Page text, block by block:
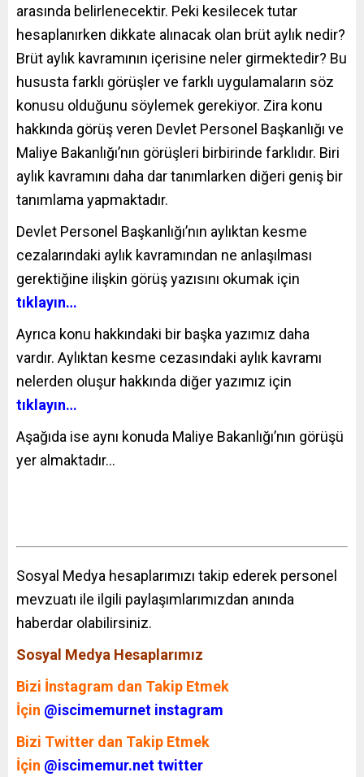
arasında belirlenecektir. Peki kesilecek tutar
hesaplanırken dikkate alınacak olan brüt aylık nedir?
Brüt aylık kavramının içerisine neler girmektedir? Bu
hususta farklı görüşler ve farklı uygulamaların söz
konusu olduğunu söylemek gerekiyor. Zira konu
hakkında görüş veren Devlet Personel Başkanlığı ve
Maliye Bakanlığı’nın görüşleri birbirinde farklıdır. Biri
aylık kavramını daha dar tanımlarken diğeri geniş bir
tanımlama yapmaktadır.
Devlet Personel Başkanlığı’nın aylıktan kesme
cezalarındaki aylık kavramından ne anlaşılması
gerektiğine ilişkin görüş yazısını okumak için
tıklayın…
Ayrıca konu hakkındaki bir başka yazımız daha
vardır. Aylıktan kesme cezasındaki aylık kavramı
nelerden oluşur hakkında diğer yazımız için
tıklayın…
Aşağıda ise aynı konuda Maliye Bakanlığı’nın görüşü
yer almaktadır…
Sosyal Medya hesaplarımızı takip ederek personel
mevzuatı ile ilgili paylaşımlarımızdan anında
haberdar olabilirsiniz.
Sosyal Medya Hesaplarımız
Bizi İnstagram dan Takip Etmek
İçin @iscimemurnet instagram
Bizi Twitter dan Takip Etmek
İçin @iscimemur.net twitter